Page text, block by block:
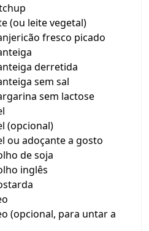
(ou leite vegetal)
fresco picado
derretida
sem sal
sem lactose
(opcional)
ou adoçante a gosto
de soja
inglês
(opcional, para untar a